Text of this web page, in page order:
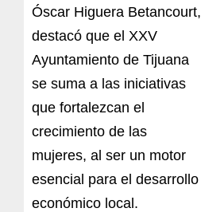
Óscar Higuera Betancourt,
destacó que el XXV
Ayuntamiento de Tijuana
se suma a las iniciativas
que fortalezcan el
crecimiento de las
mujeres, al ser un motor
esencial para el desarrollo
económico local.